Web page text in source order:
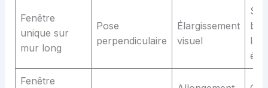
Fenêtre
unique sur
mur long
Pose
perpendiculaire
Élargissement
visuel
Fenêtre